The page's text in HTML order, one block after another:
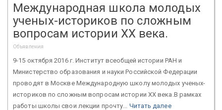
Международная школа молодых
ученых-историков по сложным
вопросам истории XX века.
Объявления
9-15 октября 2016 г. Институт всеобщей истории РАН и
Министерство образования и науки Российской Федерации
проводят в Москве Международную школу молодых ученых-
историков по сложным вопросам истории XX века.В рамках
работы школы свои лекции прочту... Читать далее